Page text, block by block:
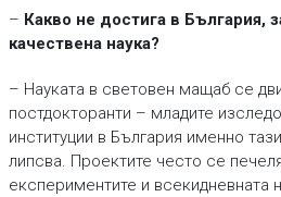
– Какво не достига в България,
качествена наука?
– Науката в световен мащаб се
постдокторанти – младите
институции в България именно
липсва. Проектите често се
експериментите и всекидневната